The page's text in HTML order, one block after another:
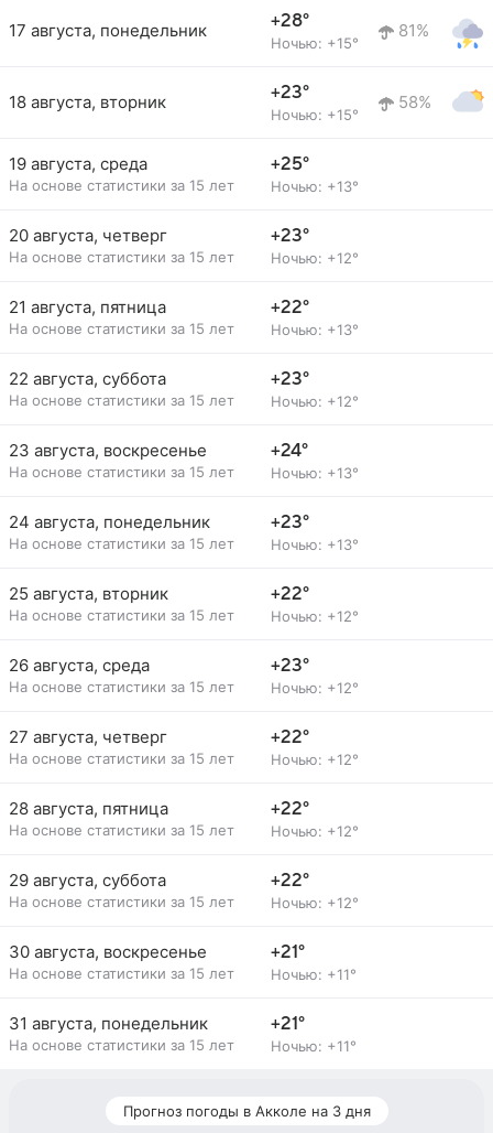
17 августа, понедельник +28°
Ночью: +15°
81%
18 августа, вторник +23°
Ночью: +15°
58%
19 августа, среда
На основе статистики за 15 лет
+25°
Ночью: +13°
20 августа, четверг
На основе статистики за 15 лет
+23°
Ночью: +12°
21 августа, пятница
На основе статистики за 15 лет
+22°
Ночью: +13°
22 августа, суббота
На основе статистики за 15 лет
+23°
Ночью: +12°
23 августа, воскресенье
На основе статистики за 15 лет
+24°
Ночью: +13°
24 августа, понедельник
На основе статистики за 15 лет
+23°
Ночью: +13°
25 августа, вторник
На основе статистики за 15 лет
+22°
Ночью: +12°
26 августа, среда
На основе статистики за 15 лет
+23°
Ночью: +12°
27 августа, четверг
На основе статистики за 15 лет
+22°
Ночью: +12°
28 августа, пятница
На основе статистики за 15 лет
+22°
Ночью: +12°
29 августа, суббота
На основе статистики за 15 лет
+22°
Ночью: +12°
30 августа, воскресенье
На основе статистики за 15 лет
+21°
Ночью: +11°
31 августа, понедельник
На основе статистики за 15 лет
+21°
Ночью: +11°
Прогноз погоды в Акколе на 3 дня